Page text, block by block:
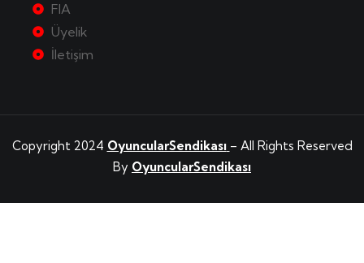
FIA
Üyelik
İletişim
Copyright 2024 OyuncularSendikası – All Rights Reserved
By OyuncularSendikası